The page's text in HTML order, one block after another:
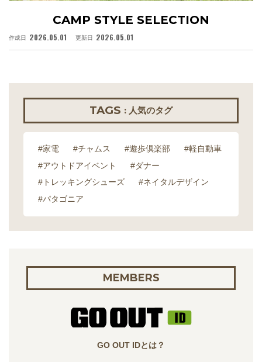
CAMP STYLE SELECTION
作成日 2026.05.01 更新日 2026.05.01
TAGS : 人気のタグ
#家電 #チャムス #遊歩倶楽部
#軽自動車
#アウトドアイベント
#ダナー
#トレッキングシューズ
#ネイタルデザイン
#パタゴニア
MEMBERS
GO OUT IDとは？